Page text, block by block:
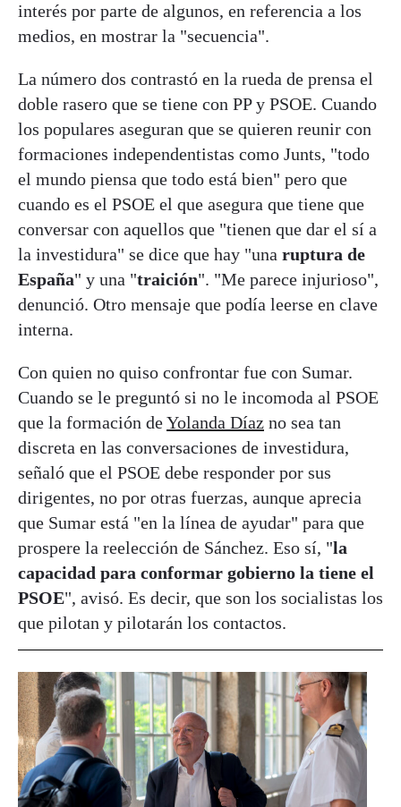
interés por parte de algunos, en referencia a los
medios, en mostrar la "secuencia".
La número dos contrastó en la rueda de prensa el
doble rasero que se tiene con PP y PSOE. Cuando
los populares aseguran que se quieren reunir con
formaciones independentistas como Junts, "todo
el mundo piensa que todo está bien" pero que
cuando es el PSOE el que asegura que tiene que
conversar con aquellos que "tienen que dar el sí a
la investidura" se dice que hay "una ruptura de
España" y una "traición". "Me parece injurioso",
denunció. Otro mensaje que podía leerse en clave
interna.
Con quien no quiso confrontar fue con Sumar.
Cuando se le preguntó si no le incomoda al PSOE
que la formación deYolanda Díaz no sea tan
discreta en las conversaciones de investidura,
señaló que el PSOE debe responder por sus
dirigentes, no por otras fuerzas, aunque aprecia
que Sumar está "en la línea de ayudar" para que
prospere la reelección de Sánchez. Eso sí, "la
capacidad para conformar gobierno la tiene el
PSOE", avisó. Es decir, que son los socialistas los
que pilotan y pilotarán los contactos.